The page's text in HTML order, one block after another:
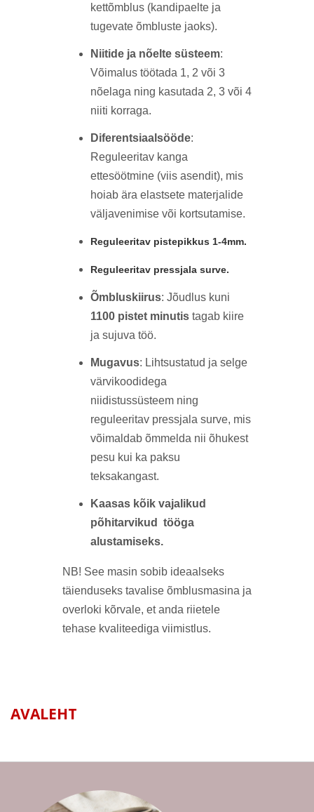
kettõmblus (kandipaelte ja
tugevate õmbluste jaoks).
Niitide ja nõelte süsteem:
Võimalus töötada 1, 2 või 3
nõelaga ning kasutada 2, 3 või 4
niiti korraga.
Diferentsiaalsööde:
Reguleeritav kanga
ettesöötmine (viis asendit), mis
hoiab ära elastsete materjalide
väljavenimise või kortsutamise.
Reguleeritav pistepikkus 1-4mm.
Reguleeritav pressjala surve.
Õmbluskiirus: Jõudlus kuni
1100 pistet minutis tagab kiire
ja sujuva töö.
Mugavus: Lihtsustatud ja selge
värvikoodidega
niidistussüsteem ning
reguleeritav pressjala surve, mis
võimaldab õmmelda nii õhukest
pesu kui ka paksu
teksakangast.
Kaasas kõik vajalikud
põhitarvikud tööga
alustamiseks.
NB! See masin sobib ideaalseks
täienduseks tavalise õmblusmasina ja
overloki kõrvale, et anda riietele
tehase kvaliteediga viimistlus.
AVALEHT